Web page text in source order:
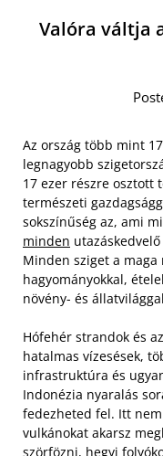
Valóra váltja
Az ország több mint
legnagyobb
17 ezer részre osztott
természeti
sokszínűség az, ami
minden
Minden sziget a
hagyományokkal,
növény- és
Hófehér strandok és
hatalmas vízesések,
infrastruktúra és
Indonézia nyaralás
fedezheted fel. Itt
vulkánokat akarsz
szörfözni, hegyi